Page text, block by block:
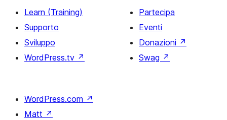
Learn (Training)
Supporto
Sviluppo
WordPress.tv ↗
Partecipa
Eventi
Donazioni ↗
Swag ↗
WordPress.com ↗
Matt ↗